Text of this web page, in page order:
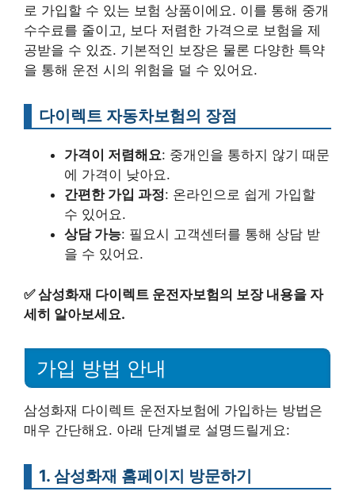
로 가입할 수 있는 보험 상품이에요. 이를 통해 중개
수수료를 줄이고, 보다 저렴한 가격으로 보험을 제
공받을 수 있죠. 기본적인 보장은 물론 다양한 특약
을 통해 운전 시의 위험을 덜 수 있어요.
다이렉트 자동차보험의 장점
가격이 저렴해요: 중개인을 통하지 않기 때문
에 가격이 낮아요.
간편한 가입 과정: 온라인으로 쉽게 가입할
수 있어요.
상담 가능: 필요시 고객센터를 통해 상담 받
을 수 있어요.
✅삼성화재 다이렉트 운전자보험의 보장 내용을 자
세히 알아보세요.
가입 방법 안내
삼성화재 다이렉트 운전자보험에 가입하는 방법은
매우 간단해요. 아래 단계별로 설명드릴게요:
1. 삼성화재 홈페이지 방문하기